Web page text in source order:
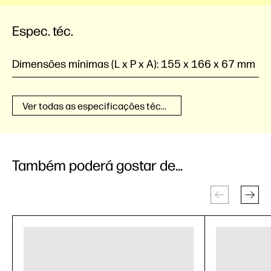
Espec. téc.
Dimensões mínimas (L x P x A): 155 x 166 x 67 mm
Ver todas as especificações técnicas
Também poderá gostar de...